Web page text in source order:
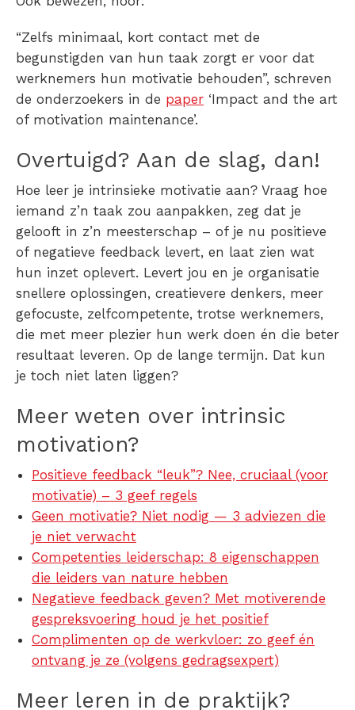
“Zelfs minimaal, kort contact met de
begunstigden van hun taak zorgt er voor dat
werknemers hun motivatie behouden”, schreven
de onderzoekers in de paper ‘Impact and the art
of motivation maintenance’.
Overtuigd? Aan de slag, dan!
Hoe leer je intrinsieke motivatie aan? Vraag hoe
iemand z’n taak zou aanpakken, zeg dat je
gelooft in z’n meesterschap – of je nu positieve
of negatieve feedback levert, en laat zien wat
hun inzet oplevert. Levert jou en je organisatie
snellere oplossingen, creatievere denkers, meer
gefocuste, zelfcompetente, trotse werknemers,
die met meer plezier hun werk doen én die beter
resultaat leveren. Op de lange termijn. Dat kun
je toch niet laten liggen?
Meer weten over intrinsic
motivation?
Positieve feedback “leuk”? Nee, cruciaal (voor
motivatie) – 3 geef regels
Geen motivatie? Niet nodig — 3 adviezen die
je niet verwacht
Competenties leiderschap: 8 eigenschappen
die leiders van nature hebben
Negatieve feedback geven? Met motiverende
gespreksvoering houd je het positief
Complimenten op de werkvloer: zo geef én
ontvang je ze (volgens gedragsexpert)
Meer leren in de praktijk?